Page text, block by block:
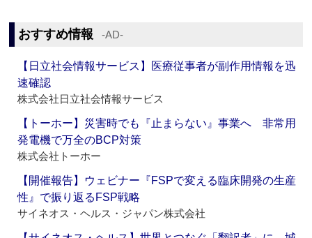
おすすめ情報 ‐AD‐
【日立社会情報サービス】医療従事者が副作用情報を迅
速確認
株式会社日立社会情報サービス
【トーホー】災害時でも『止まらない』事業へ 非常用
発電機で万全のBCP対策
株式会社トーホー
【開催報告】ウェビナー『FSPで変える臨床開発の生産
性』で振り返るFSP戦略
サイネオス・ヘルス・ジャパン株式会社